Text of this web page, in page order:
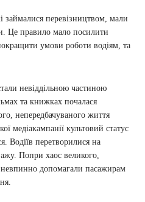
займалися перевізництвом, мали
Це правило мало посилити
умови роботи водіям, та
невіддільною частиною
та книжках почалася
непередбачуваного життя
медіакампанії культовий статус
Водіїв перетворилися на
Попри хаос великого,
невпинно допомагали пасажирам